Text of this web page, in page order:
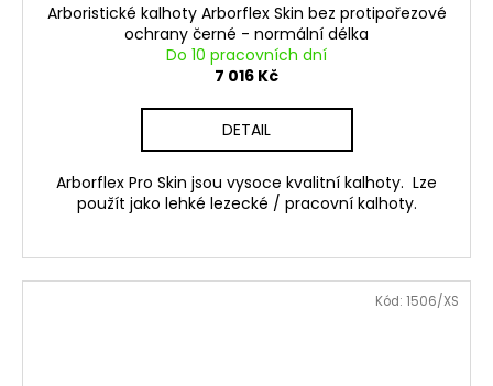
Arboristické kalhoty Arborflex Skin bez protipořezové
ochrany černé - normální délka
Do 10 pracovních dní
7 016 Kč
DETAIL
Arborflex Pro Skin jsou vysoce kvalitní kalhoty. Lze
použít jako lehké lezecké / pracovní kalhoty.
Kód: 1506/XS